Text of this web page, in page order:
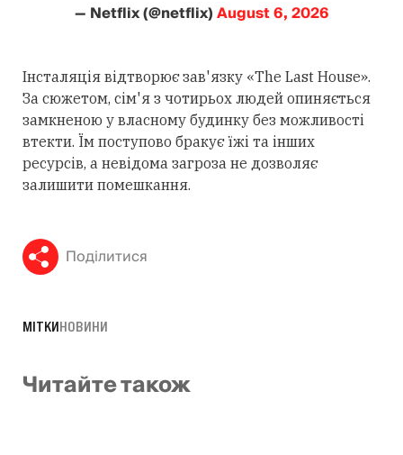
— Netflix (@netflix)August 6, 2026
Інсталяція відтворює зав'язку «The Last House».
За сюжетом, сім'я з чотирьох людей опиняється
замкненою у власному будинку без можливості
втекти. Їм поступово бракує їжі та інших
ресурсів, а невідома загроза не дозволяє
залишити помешкання.
Поділитися
МІТКИНОВИНИ
Читайте також